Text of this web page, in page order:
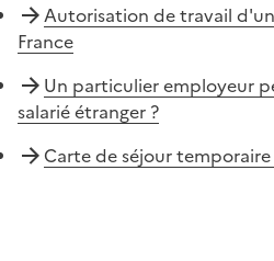
Autorisation de travail
France
Un particulier employeur
salarié étranger ?
Carte de séjour temporaire